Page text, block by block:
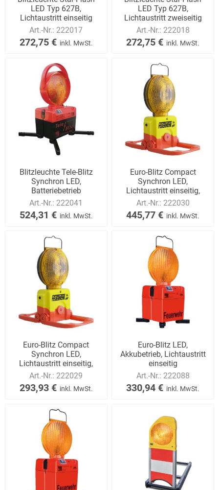
LED Typ 627B,
Lichtaustritt einseitig
Art.-Nr.: 222017
272,75 € inkl. MwSt.
LED Typ 627B,
Lichtaustritt zweiseitig
Art.-Nr.: 222018
272,75 € inkl. MwSt.
Blitzleuchte Tele-Blitz
Synchron LED,
Batteriebetrieb
Art.-Nr.: 222041
524,31 € inkl. MwSt.
Euro-Blitz Compact
Synchron LED,
Lichtaustritt einseitig,
Akkubetrieb
Art.-Nr.: 222030
445,77 € inkl. MwSt.
Euro-Blitz Compact
Synchron LED,
Lichtaustritt einseitig,
Batteriebetrieb
Art.-Nr.: 222029
293,93 € inkl. MwSt.
Euro-Blitz LED,
Akkubetrieb, Lichtaustritt
einseitig
Art.-Nr.: 222088
330,94 € inkl. MwSt.